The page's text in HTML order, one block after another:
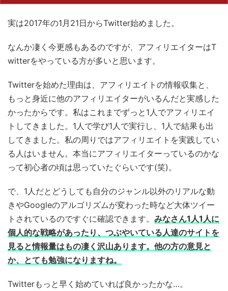
実は2017年の1月21日からTwitter始めました。
なんか凄く今更感もあるのですが、アフィリエイターはT
witterをやっている方が多いと思います。
Twitterを始めた理由は、アフィリエイトの情報収集と、
もっと身近に他のアフィリエイターがいるんだと実感した
かったからです。私はこれまでずっと1人でアフィリエイ
トしてきました。1人で学び1人で実行し、1人で結果も出
してきました。私の周りではアフィリエイトを実践してい
る人はいません。本当にアフィリエイターっているのかな
って初心者の頃は思っていたぐらいです(笑)。
で、1人だとどうしても自分のジャンル以外のリアルな動
きやGoogleのアルゴリズムが変わった時など大体ツイー
トされているのですぐに確認できます。 みなさん1人1人に
個人的な戦略があったり、つぶやいている人達のサイトを
見ると情報量はもの凄く沢山あります。他の方の意見と
か、とても勉強になりますね。
Twitterもっと早く始めていれば良かったかな…。